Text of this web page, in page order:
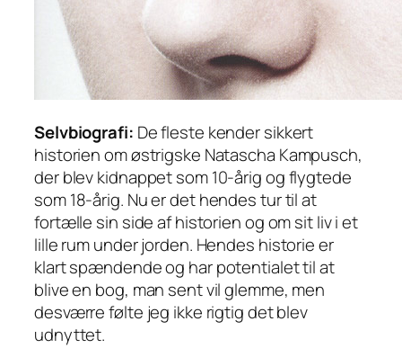
Selvbiografi: De fleste kender sikkert
historien om østrigske Natascha Kampusch,
der blev kidnappet som 10-årig og flygtede
som 18-årig. Nu er det hendes tur til at
fortælle sin side af historien og om sit liv i et
lille rum under jorden. Hendes historie er
klart spændende og har potentialet til at
blive en bog, man sent vil glemme, men
desværre følte jeg ikke rigtig det blev
udnyttet.